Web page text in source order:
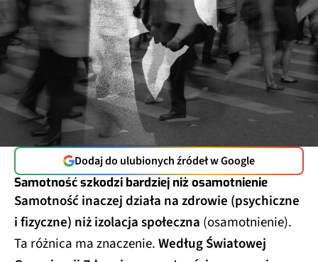
Dodaj do ulubionych źródeł w Google
Samotność szkodzi bardziej niż osamotnienie
Samotność inaczej działa na zdrowie (psychiczne
i fizyczne) niż izolacja społeczna (osamotnienie).
Ta różnica ma znaczenie.Według Światowej